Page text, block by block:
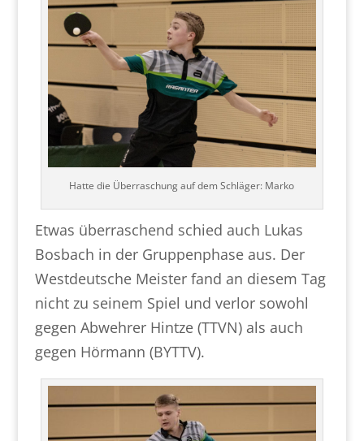
Hatte die Überraschung auf dem Schläger: Marko
Etwas überraschend schied auch Lukas
Bosbach in der Gruppenphase aus. Der
Westdeutsche Meister fand an diesem Tag
nicht zu seinem Spiel und verlor sowohl
gegen Abwehrer Hintze (TTVN) als auch
gegen Hörmann (BYTTV).